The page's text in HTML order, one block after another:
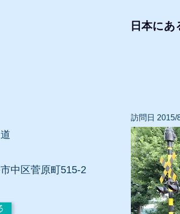
日本にあ
中区菅原町515-2
訪問日 2015/